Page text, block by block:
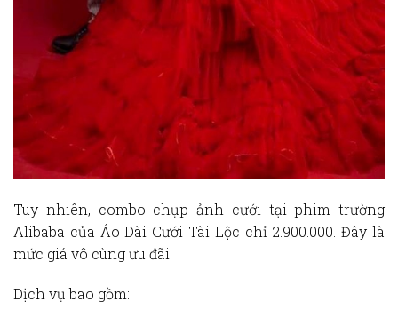
Tuy nhiên, combo chụp ảnh cưới tại phim trường
Alibaba của Áo Dài Cưới Tài Lộc chỉ 2.900.000. Đây là
mức giá vô cùng ưu đãi.
Dịch vụ bao gồm: